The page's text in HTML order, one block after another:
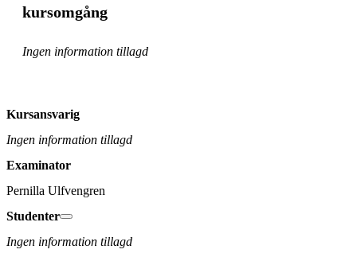
kursomgång
Ingen information tillagd
Kursansvarig
Ingen information tillagd
Examinator
Pernilla Ulfvengren
Studenter
Ingen information tillagd